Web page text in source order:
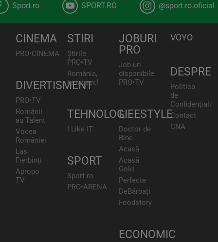
Sport.ro SPORT.RO @sport.ro.oficial
CINEMA
PRO•CINEMA
DIVERTISMENT
PRO•TV
Românii
au Talent
Vocea
României
Las
Fierbinți
Apropo
TV
STIRI
Știrile
PRO•TV
România,
te iubesc!
TEHNOLOGIE
I Like IT
SPORT
Sport.ro
PRO•ARENA
JOBURI
PRO
Job-uri
disponibile
PRO•TV
LIFESTYLE
Doctor de
Bine
Acasă
Acasă
Gold
Perfecte
DeBărbați
Foodstory
ECONOMIC
VOYO
DESPRE
Politica
de
Contact
CNA